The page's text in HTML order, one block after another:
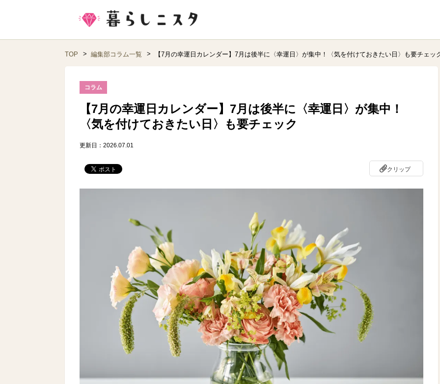
TOP 編集部コラム一覧 【7月の幸運日カレンダー】7月は後半に〈幸運日〉が集中！〈気を付けておきたい日〉も要チェッ
コラム
【7月の幸運日カレンダー】7月は後半に〈幸運日〉が集中！
〈気を付けておきたい日〉も要チェック
更新日：2026.07.01
クリップ